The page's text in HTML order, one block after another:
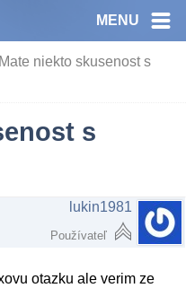
MENU
Mate niekto skusenost s
s
lukin1981
Používateľ
otazku ale verim ze